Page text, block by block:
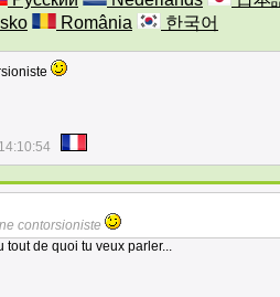
România 한국어
contorsioniste
tout de quoi tu veux parler...